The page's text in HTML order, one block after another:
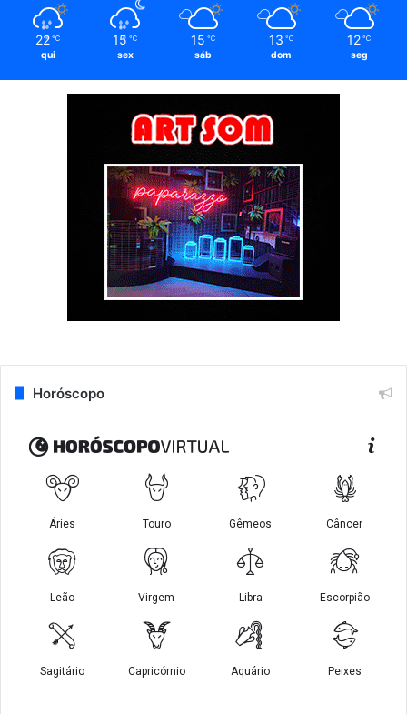
22 ℃
qui
15 ℃
sex
15 ℃
sáb
13 ℃
dom
12 ℃
seg
Horóscopo